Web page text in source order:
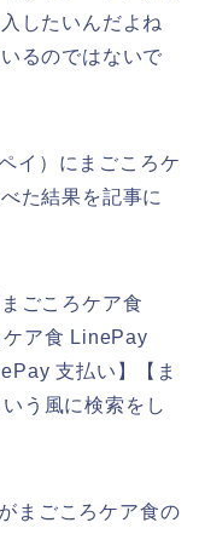
したいんだよね
るのではないで
イ）にまごころケ
た結果を記事に
ごころケア食
ケア食 LinePay
支払い】【ま
う風に検索をし
まごころケア食の